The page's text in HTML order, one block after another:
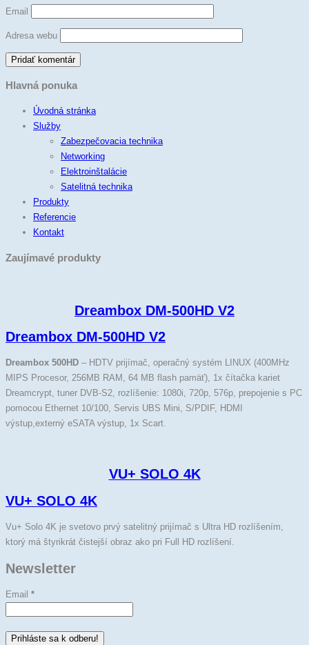
Email
Adresa webu
Hlavná ponuka
Úvodná stránka
Služby
Zabezpečovacia technika
Networking
Elektroinštalácie
Satelitná technika
Produkty
Referencie
Kontakt
Zaujímavé produkty
Dreambox DM-500HD V2
Dreambox DM-500HD V2
Dreambox 500HD – HDTV prijímač, operačný systém LINUX (400MHz
MIPS Procesor, 256MB RAM, 64 MB flash pamäť), 1x čítačka kariet
Dreamcrypt, tuner DVB-S2, rozlíšenie: 1080i, 720p, 576p, prepojenie s PC
pomocou Ethernet 10/100, Servis UBS Mini, S/PDIF, HDMI
výstup,externý eSATA výstup, 1x Scart.
VU+ SOLO 4K
VU+ SOLO 4K
Vu+ Solo 4K je svetovo prvý satelitný prijímač s Ultra HD rozlíšením,
ktorý má štyrikrát čistejší obraz ako pri Full HD rozlíšení.
Newsletter
Email *